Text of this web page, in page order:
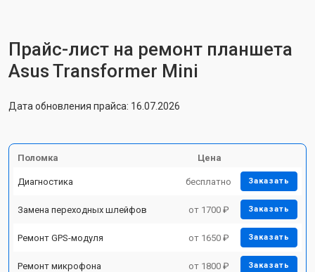
Прайс-лист на ремонт планшета
Asus Transformer Mini
Дата обновления прайса: 16.07.2026
Поломка Цена
Диагностика бесплатно Заказать
Замена переходных шлейфов от 1700 ₽ Заказать
Ремонт GPS-модуля от 1650 ₽ Заказать
Ремонт микрофона от 1800 ₽ Заказать